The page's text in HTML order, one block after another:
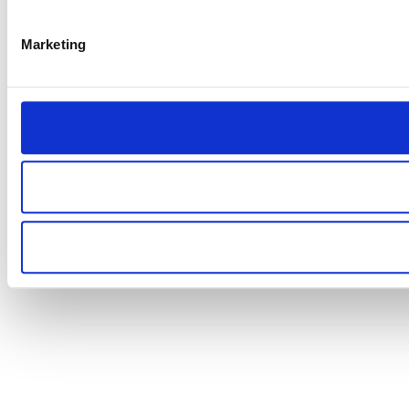
Marketing